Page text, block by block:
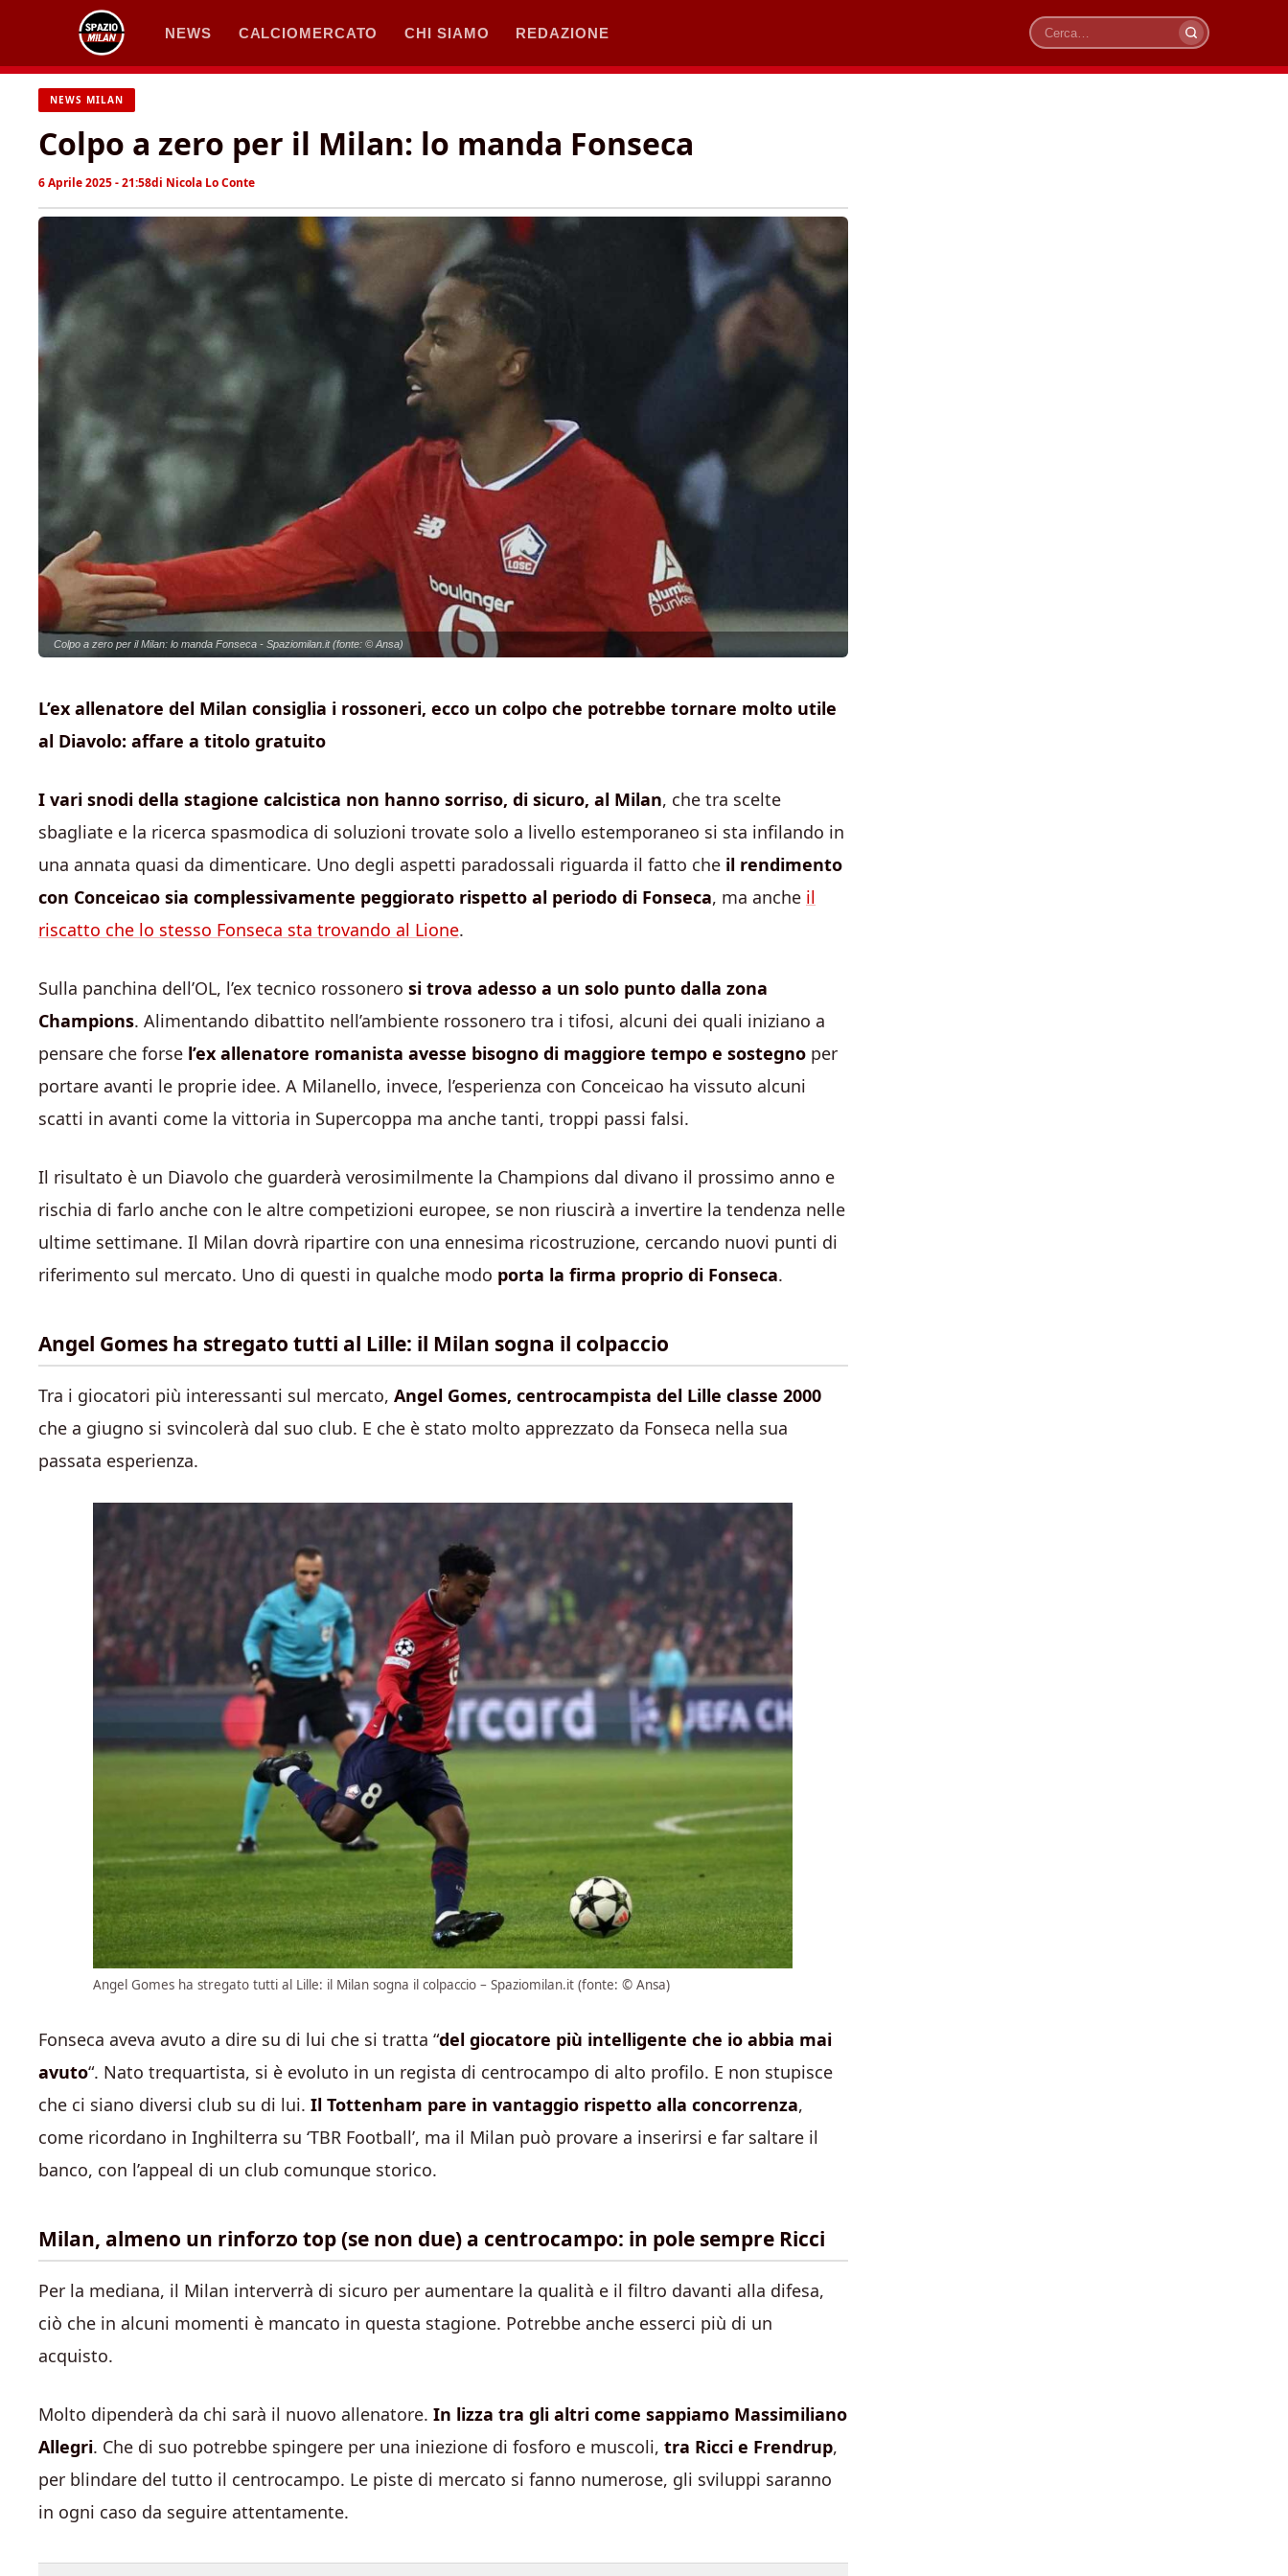
contenuto
NEWS CALCIOMERCATO CHI SIAMO REDAZIONE
Cerca
NEWS MILAN
Colpo a zero per il Milan: lo manda Fonseca
6 Aprile 2025 - 21:58di Nicola Lo Conte
Colpo a zero per il Milan: lo manda Fonseca - Spaziomilan.it (fonte: © Ansa)
L’ex allenatore del Milan consiglia i rossoneri, ecco un colpo che potrebbe tornare molto utile
al Diavolo: affare a titolo gratuito
I vari snodi della stagione calcistica non hanno sorriso, di sicuro, al Milan, che tra scelte
sbagliate e la ricerca spasmodica di soluzioni trovate solo a livello estemporaneo si sta infilando in
una annata quasi da dimenticare. Uno degli aspetti paradossali riguarda il fatto che il rendimento
con Conceicao sia complessivamente peggiorato rispetto al periodo di Fonseca, ma anche il
riscatto che lo stesso Fonseca sta trovando al Lione.
Sulla panchina dell’OL, l’ex tecnico rossonero si trova adesso a un solo punto dalla zona
Champions. Alimentando dibattito nell’ambiente rossonero tra i tifosi, alcuni dei quali iniziano a
pensare che forse l’ex allenatore romanista avesse bisogno di maggiore tempo e sostegno per
portare avanti le proprie idee. A Milanello, invece, l’esperienza con Conceicao ha vissuto alcuni
scatti in avanti come la vittoria in Supercoppa ma anche tanti, troppi passi falsi.
Il risultato è un Diavolo che guarderà verosimilmente la Champions dal divano il prossimo anno e
rischia di farlo anche con le altre competizioni europee, se non riuscirà a invertire la tendenza nelle
ultime settimane. Il Milan dovrà ripartire con una ennesima ricostruzione, cercando nuovi punti di
riferimento sul mercato. Uno di questi in qualche modo porta la firma proprio di Fonseca.
Angel Gomes ha stregato tutti al Lille: il Milan sogna il colpaccio
Tra i giocatori più interessanti sul mercato, Angel Gomes, centrocampista del Lille classe 2000
che a giugno si svincolerà dal suo club. E che è stato molto apprezzato da Fonseca nella sua
passata esperienza.
Angel Gomes ha stregato tutti al Lille: il Milan sogna il colpaccio – Spaziomilan.it (fonte: © Ansa)
Fonseca aveva avuto a dire su di lui che si tratta “del giocatore più intelligente che io abbia mai
avuto“. Nato trequartista, si è evoluto in un regista di centrocampo di alto profilo. E non stupisce
che ci siano diversi club su di lui. Il Tottenham pare in vantaggio rispetto alla concorrenza,
come ricordano in Inghilterra su ‘TBR Football’, ma il Milan può provare a inserirsi e far saltare il
banco, con l’appeal di un club comunque storico.
Milan, almeno un rinforzo top (se non due) a centrocampo: in pole sempre Ricci
Per la mediana, il Milan interverrà di sicuro per aumentare la qualità e il filtro davanti alla difesa,
ciò che in alcuni momenti è mancato in questa stagione. Potrebbe anche esserci più di un
acquisto.
Molto dipenderà da chi sarà il nuovo allenatore. In lizza tra gli altri come sappiamo Massimiliano
Allegri. Che di suo potrebbe spingere per una iniezione di fosforo e muscoli, tra Ricci e Frendrup,
per blindare del tutto il centrocampo. Le piste di mercato si fanno numerose, gli sviluppi saranno
in ogni caso da seguire attentamente.